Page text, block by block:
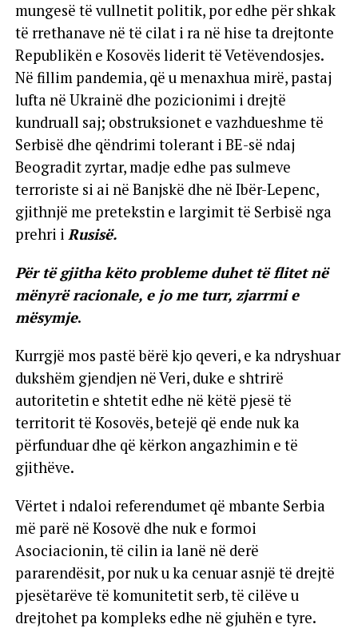
mungesë të vullnetit politik, por edhe për shkak
të rrethanave në të cilat i ra në hise ta drejtonte
Republikën e Kosovës liderit të Vetëvendosjes.
Në fillim pandemia, që u menaxhua mirë, pastaj
lufta në Ukrainë dhe pozicionimi i drejtë
kundruall saj; obstruksionet e vazhdueshme të
Serbisë dhe qëndrimi tolerant i BE-së ndaj
Beogradit zyrtar, madje edhe pas sulmeve
terroriste si ai në Banjskë dhe në Ibër-Lepenc,
gjithnjë me pretekstin e largimit të Serbisë nga
prehri i Rusisë.
Për të gjitha këto probleme duhet të flitet në
mënyrë racionale, e jo me turr, zjarrmi e
mësymje.
Kurrgjë mos pastë bërë kjo qeveri, e ka ndryshuar
dukshëm gjendjen në Veri, duke e shtrirë
autoritetin e shtetit edhe në këtë pjesë të
territorit të Kosovës, betejë që ende nuk ka
përfunduar dhe që kërkon angazhimin e të
gjithëve.
Vërtet i ndaloi referendumet që mbante Serbia
më parë në Kosovë dhe nuk e formoi
Asociacionin, të cilin ia lanë në derë
pararendësit, por nuk u ka cenuar asnjë të drejtë
pjesëtarëve të komunitetit serb, të cilëve u
drejtohet pa kompleks edhe në gjuhën e tyre.